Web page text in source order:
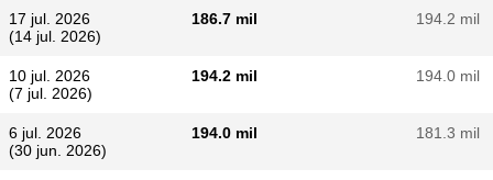
17 jul. 2026
(14 jul. 2026)
186.7 mil 194.2 mil
10 jul. 2026
(7 jul. 2026)
194.2 mil 194.0 mil
6 jul. 2026
(30 jun. 2026)
194.0 mil 181.3 mil